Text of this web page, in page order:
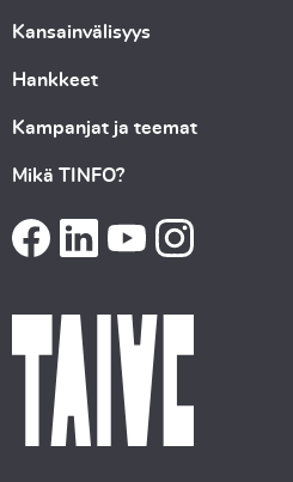
Kansainvälisyys
Hankkeet
Kampanjat ja teemat
Mikä TINFO?